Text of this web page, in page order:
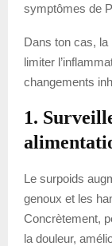
symptômes de
Dans ton cas,
limiter
changements
1.
Le surpoids
genoux et les
Concrètement,
la douleur,